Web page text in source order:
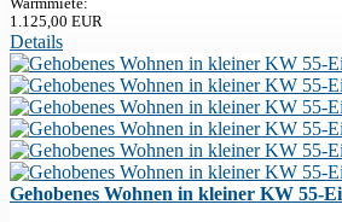
Warmmiete:
1.125,00 EUR
Details
Gehobenes Wohnen in kleiner KW 55-